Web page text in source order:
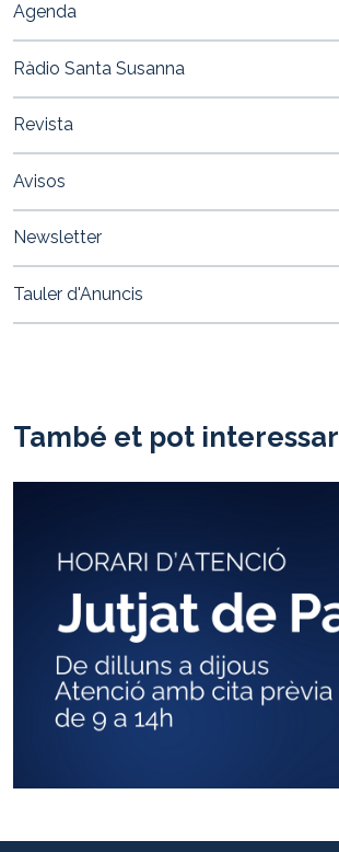
Agenda
Ràdio Santa Susanna
Revista
Avisos
Newsletter
Tauler d'Anuncis
També et pot interessar